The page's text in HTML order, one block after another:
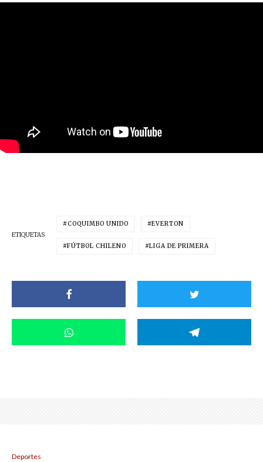
ETIQUETAS
COQUIMBO UNIDO EVERTON
FÚTBOL CHILENO LIGA DE PRIMERA
Deportes